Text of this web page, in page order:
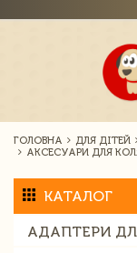
ГОЛОВНА ДЛЯ ДІТЕЙ
АКСЕСУАРИ ДЛЯ
КАТАЛОГ
АДАПТЕРИ